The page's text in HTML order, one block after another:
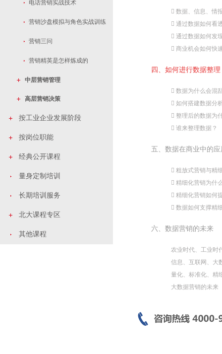
电话营销实战技术
营销沙盘模拟与角色实战训练
营销三问
营销精英是怎样炼成的
中层营销管理
高层营销决策
按工业企业发展阶段
按岗位职能
经典公开课程
量身定制培训
长期培训服务
北大课程专区
其他课程
 数据、信息、情
 通过数据如何看
 通过数据如何发
 商业机会如何快
四、如何进行数据整理
 数据为什么会混
 如何搭建数据分
 整理后的数据为
 谁来整理数据？
五、数据在商业中的应
 粗放式营销与精
 精细化营销为什
 精细化营销如何
 数据如何支撑精
六、数据营销的未来
农业时代、工业时
信息、互联网、大
量化、标准化、精
大数据营销的未来